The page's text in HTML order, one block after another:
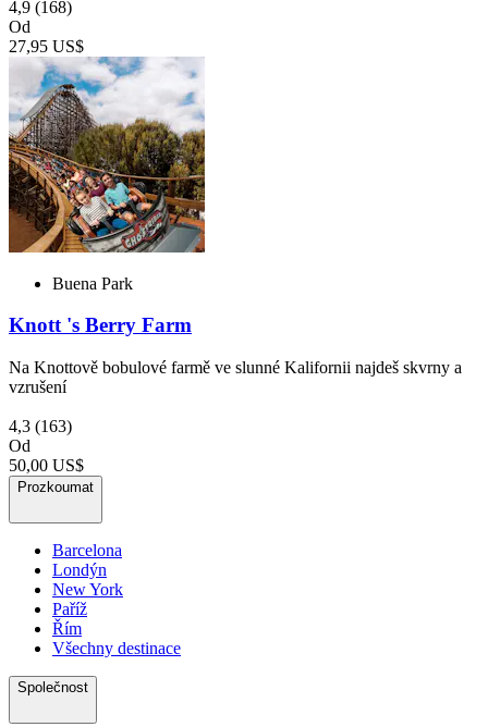
4,9 (168)
Od
27,95 US$
Buena Park
Knott 's Berry Farm
Na Knottově bobulové farmě ve slunné Kalifornii najdeš skvrny a
vzrušení
4,3 (163)
Od
50,00 US$
Prozkoumat
Barcelona
Londýn
New York
Paříž
Řím
Všechny destinace
Společnost